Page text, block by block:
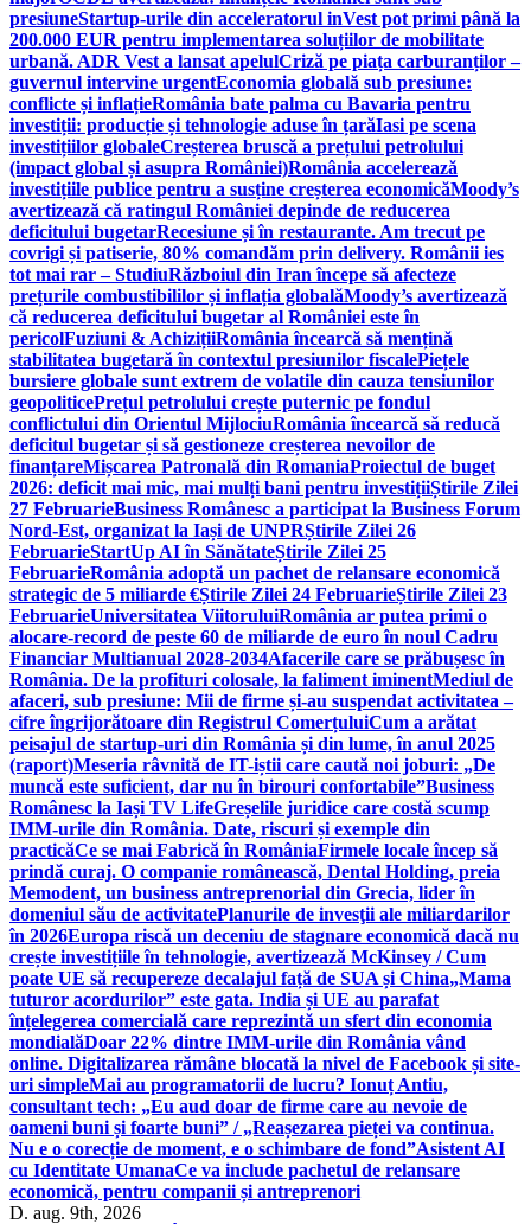
presiuneStartup-urile din acceleratorul inVest pot primi până la
200.000 EUR pentru implementarea soluțiilor de mobilitate
urbană. ADR Vest a lansat apelulCriză pe piața carburanților –
guvernul intervine urgentEconomia globală sub presiune:
conflicte și inflațieRomânia bate palma cu Bavaria pentru
investiții: producție și tehnologie aduse în țarăIasi pe scena
investițiilor globaleCreșterea bruscă a prețului petrolului
(impact global și asupra României)România accelerează
investițiile publice pentru a susține creșterea economicăMoody’s
avertizează că ratingul României depinde de reducerea
deficitului bugetarRecesiune și în restaurante. Am trecut pe
covrigi și patiserie, 80% comandăm prin delivery. Românii ies
tot mai rar – StudiuRăzboiul din Iran începe să afecteze
prețurile combustibililor și inflația globalăMoody’s avertizează
că reducerea deficitului bugetar al României este în
pericolFuziuni & AchizițiiRomânia încearcă să mențină
stabilitatea bugetară în contextul presiunilor fiscalePiețele
bursiere globale sunt extrem de volatile din cauza tensiunilor
geopoliticePrețul petrolului crește puternic pe fondul
conflictului din Orientul MijlociuRomânia încearcă să reducă
deficitul bugetar și să gestioneze creșterea nevoilor de
finanțareMișcarea Patronală din RomaniaProiectul de buget
2026: deficit mai mic, mai mulți bani pentru investițiiȘtirile Zilei
27 FebruarieBusiness Românesc a participat la Business Forum
Nord-Est, organizat la Iași de UNPRȘtirile Zilei 26
FebruarieStartUp AI în SănătateȘtirile Zilei 25
FebruarieRomânia adoptă un pachet de relansare economică
strategic de 5 miliarde €Știrile Zilei 24 FebruarieȘtirile Zilei 23
FebruarieUniversitatea ViitoruluiRomânia ar putea primi o
alocare-record de peste 60 de miliarde de euro în noul Cadru
Financiar Multianual 2028-2034Afacerile care se prăbușesc în
România. De la profituri colosale, la faliment iminentMediul de
afaceri, sub presiune: Mii de firme și-au suspendat activitatea –
cifre îngrijorătoare din Registrul ComerțuluiCum a arătat
peisajul de startup-uri din România și din lume, în anul 2025
(raport)Meseria râvnită de IT-iștii care caută noi joburi: „De
muncă este suficient, dar nu în birouri confortabile”Business
Românesc la Iași TV LifeGreșelile juridice care costă scump
IMM-urile din România. Date, riscuri și exemple din
practicăCe se mai Fabrică în RomâniaFirmele locale încep să
prindă curaj. O companie românească, Dental Holding, preia
Memodent, un business antreprenorial din Grecia, lider în
domeniul său de activitatePlanurile de invesţii ale miliardarilor
în 2026Europa riscă un deceniu de stagnare economică dacă nu
crește investițiile în tehnologie, avertizează McKinsey / Cum
poate UE să recupereze decalajul față de SUA și China„Mama
tuturor acordurilor” este gata. India și UE au parafat
înțelegerea comercială care reprezintă un sfert din economia
mondialăDoar 22% dintre IMM-urile din România vând
online. Digitalizarea rămâne blocată la nivel de Facebook și site-
uri simpleMai au programatorii de lucru? Ionuț Antiu,
consultant tech: „Eu aud doar de firme care au nevoie de
oameni buni și foarte buni” / „Reașezarea pieței va continua.
Nu e o corecție de moment, e o schimbare de fond”Asistent AI
cu Identitate UmanaCe va include pachetul de relansare
economică, pentru companii și antreprenori
D. aug. 9th, 2026